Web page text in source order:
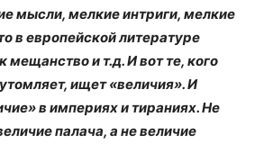
мысли, мелкие интриги, мелкие
в европейской литературе
мещанство и т.д. И вот те, кого
ищет «величия». И
в империях и тираниях. Не
палача, а не величие